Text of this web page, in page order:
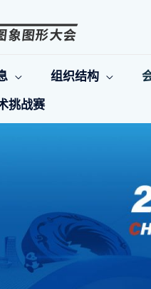
组织结构
挑战赛